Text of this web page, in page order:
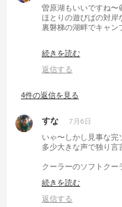
曽原湖もいいですね〜
ほとりの遊びばの対岸
裏磐梯の湖畔でキャ
めちゃくちゃ美味しそ
山塩ソフトクリームも
この道路もいつか走っ
続きを読む
返信する
4件の返信を見る
すな 7月6日
いゃ〜しかし見事な完
多少大きな声で独り言
クーラーのソフトクー
れて
大変な事になります😭
続きを読む
返信する